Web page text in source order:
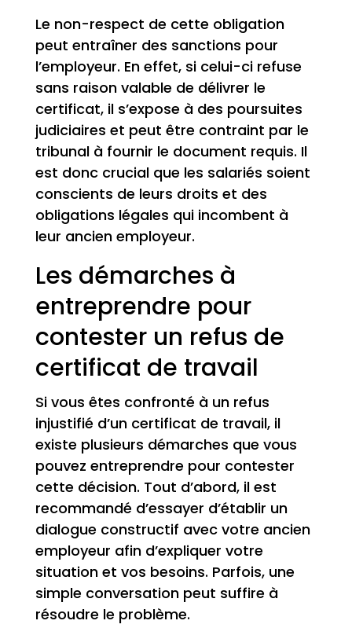
Le non-respect de cette obligation
peut entraîner des sanctions pour
l’employeur. En effet, si celui-ci refuse
sans raison valable de délivrer le
certificat, il s’expose à des poursuites
judiciaires et peut être contraint par le
tribunal à fournir le document requis. Il
est donc crucial que les salariés soient
conscients de leurs droits et des
obligations légales qui incombent à
leur ancien employeur.
Les démarches à
entreprendre pour
contester un refus de
certificat de travail
Si vous êtes confronté à un refus
injustifié d’un certificat de travail, il
existe plusieurs démarches que vous
pouvez entreprendre pour contester
cette décision. Tout d’abord, il est
recommandé d’essayer d’établir un
dialogue constructif avec votre ancien
employeur afin d’expliquer votre
situation et vos besoins. Parfois, une
simple conversation peut suffire à
résoudre le problème.